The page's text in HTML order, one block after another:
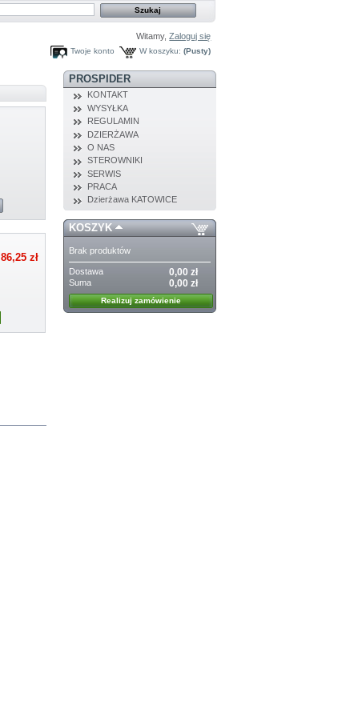
Witamy,Zaloguj się
W koszyku: (Pusty)
Twoje konto
86,25 zł
PROSPIDER
KONTAKT
WYSYŁKA
REGULAMIN
DZIERŻAWA
O NAS
STEROWNIKI
SERWIS
PRACA
Dzierżawa KATOWICE
KOSZYK
Brak produktów
Dostawa 0,00 zł
Suma 0,00 zł
Realizuj zamówienie